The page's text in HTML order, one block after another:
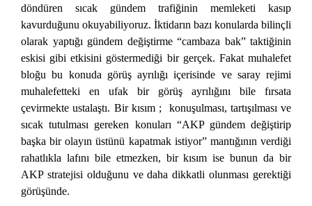
döndüren sıcak gündem trafiğinin memleketi kasıp
kavurduğunu okuyabiliyoruz. İktidarın bazı konularda bilinçli
olarak yaptığı gündem değiştirme “cambaza bak” taktiğinin
eskisi gibi etkisini göstermediği bir gerçek. Fakat muhalefet
bloğu bu konuda görüş ayrılığı içerisinde ve saray rejimi
muhalefetteki en ufak bir görüş ayrılığını bile fırsata
çevirmekte ustalaştı. Bir kısım ; konuşulması, tartışılması ve
sıcak tutulması gereken konuları “AKP gündem değiştirip
başka bir olayın üstünü kapatmak istiyor” mantığının verdiği
rahatlıkla lafını bile etmezken, bir kısım ise bunun da bir
AKP stratejisi olduğunu ve daha dikkatli olunması gerektiği
görüşünde.